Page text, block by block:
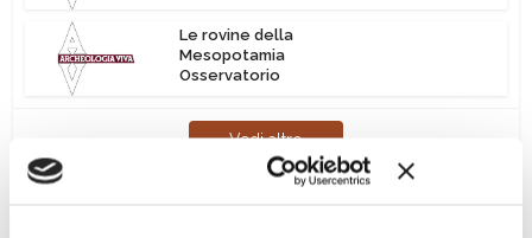
Le rovine della
Mesopotamia
Osservatorio
Vedi altro